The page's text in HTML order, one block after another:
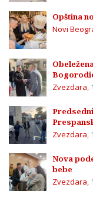
Opština
Novi
Zvezdara,
Zvezdara,
Nova
bebe
Zvezdara,